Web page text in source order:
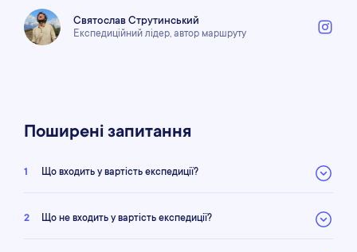
Святослав Струтинський
Експедиційний лідер, автор маршруту
Поширені запитання
1 Що входить у вартість експедиції?
2 Що не входить у вартість експедиції?